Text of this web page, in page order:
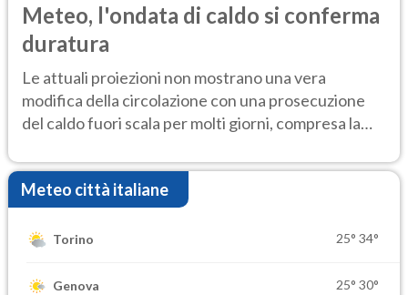
Meteo, l'ondata di caldo si conferma
duratura
Le attuali proiezioni non mostrano una vera
modifica della circolazione con una prosecuzione
del caldo fuori scala per molti giorni, compresa la
Meteo città italiane
Torino 25° 34°
Genova 25° 30°